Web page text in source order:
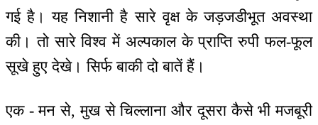
गई है। यह निशानी है सारे वृक्ष के जड़जडीभूत अवस्था
की। तो सारे विश्व में अल्पकाल के प्राप्ति रुपी फल-फूल
सूखे हुए देखे। सिर्फ बाकी दो बातें हैं।
एक - मन से, मुख से चिल्लाना और दूसरा कैसे भी मजबूरी